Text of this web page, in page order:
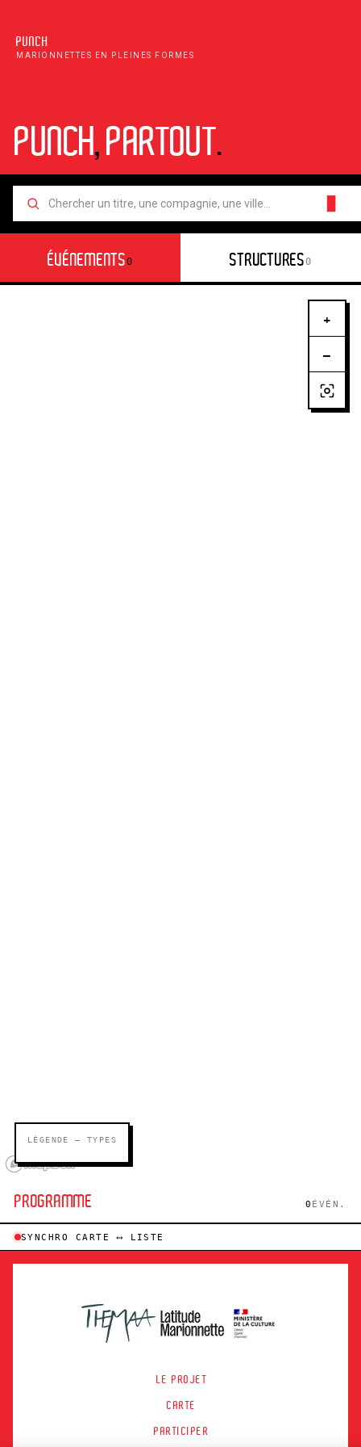
PUNCH
MARIONNETTES EN PLEINES FORMES
PUNCH,PARTOUT.
ÉVÉNEMENTS0 STRUCTURES0
+
−
LÉGENDE — TYPES
PROGRAMME 0 ÉVÉN.
SYNCHRO CARTE ⟷ LISTE
LE PROJET
CARTE
PARTICIPER